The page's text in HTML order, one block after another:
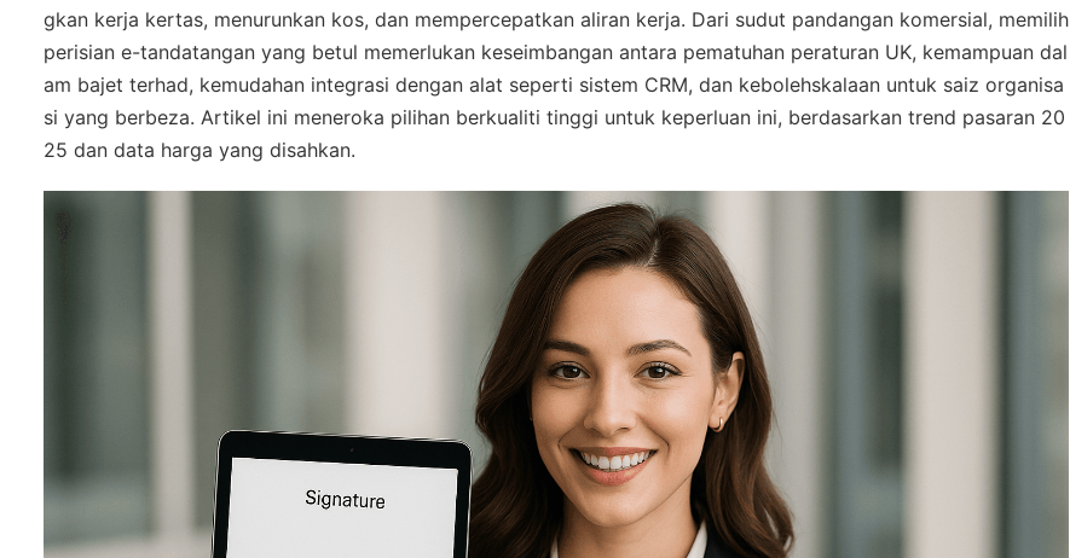
gkan kerja kertas, menurunkan kos, dan mempercepatkan aliran kerja. Dari sudut pandangan komersial, memilih
perisian e-tandatangan yang betul memerlukan keseimbangan antara pematuhan peraturan UK, kemampuan dal
am bajet terhad, kemudahan integrasi dengan alat seperti sistem CRM, dan kebolehskalaan untuk saiz organisa
si yang berbeza. Artikel ini meneroka pilihan berkualiti tinggi untuk keperluan ini, berdasarkan trend pasaran 20
25 dan data harga yang disahkan.